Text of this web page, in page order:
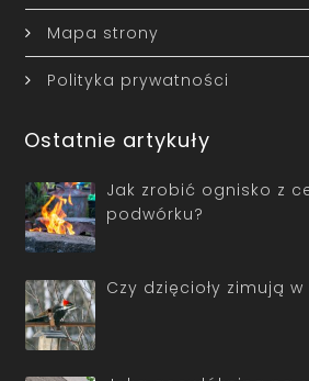
Mapa strony
Polityka prywatności
Ostatnie artykuły
Jak zrobić ognisko z
podwórku?
Czy dzięcioły zimują w